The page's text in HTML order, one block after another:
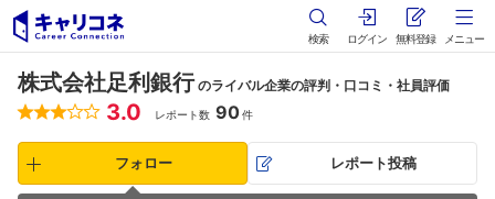
検索 ログイン 無料登録 メニュー
株式会社足利銀行 のライバル企業の評判・口コミ・社員評価
3.0 レポート数 90件
フォロー レポート投稿